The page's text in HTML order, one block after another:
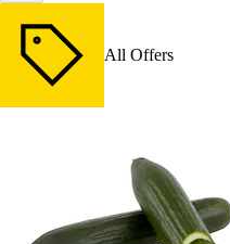
All Offers